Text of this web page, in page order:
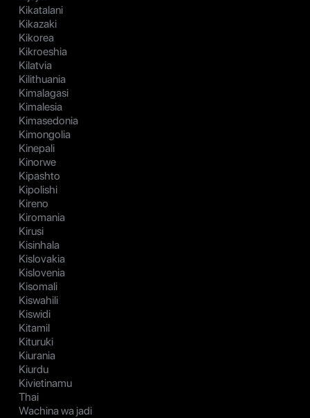
Kikatalani
Kikazaki
Kikorea
Kikroeshia
Kilatvia
Kilithuania
Kimalagasi
Kimalesia
Kimasedonia
Kimongolia
Kinepali
Kinorwe
Kipashto
Kipolishi
Kireno
Kiromania
Kirusi
Kisinhala
Kislovakia
Kislovenia
Kisomali
Kiswahili
Kiswidi
Kitamil
Kituruki
Kiurania
Kiurdu
Kivietinamu
Thai
Wachina wa jadi